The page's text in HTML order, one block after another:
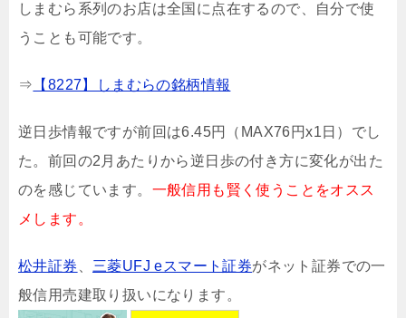
しまむら系列のお店は全国に点在するので、自分で使
うことも可能です。
⇒ 【8227】しまむらの銘柄情報
逆日歩情報ですが前回は6.45円（MAX76円x1日）でし
た。前回の2月あたりから逆日歩の付き方に変化が出た
のを感じています。 一般信用も賢く使うことをオスス
メします。
松井証券 三菱UFJ eスマート証券がネット証券での一
般信用売建取り扱いになります。